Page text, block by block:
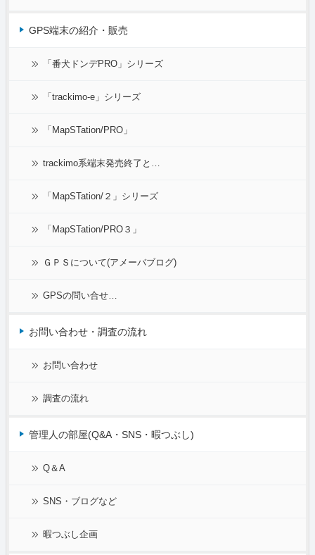
GPS端末の紹介・販売
「番犬ドンデPRO」シリーズ
「trackimo-e」シリーズ
「MapSTation/PRO」
trackimo系端末発売終了と…
「MapSTation/２」シリーズ
「MapSTation/PRO３」
ＧＰＳについて(アメーバブログ)
GPSの問い合せ…
お問い合わせ・調査の流れ
お問い合わせ
調査の流れ
管理人の部屋(Q&A・SNS・暇つぶし)
Q＆A
SNS・ブログなど
暇つぶし企画